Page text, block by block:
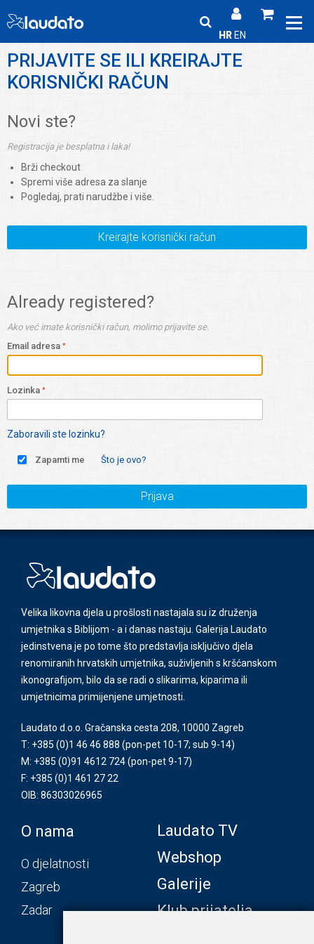
HR EN
PRIJAVITE SE ILI KREIRAJTE
KORISNIČKI RAČUN
Novi ste?
Registracija je besplatna i laka!
Brži checkout
Spremi više adresa za slanje
Pogledaj, prati narudžbe i više.
Kreirajte korisnički račun
Already registered?
Ako već imate korisnički račun, molimo prijavite se.
Email adresa
Lozinka
Zaboravili ste lozinku?
Zapamti me Što je ovo?
Prijava
Velika likovna djela u prošlosti nastajala su iz druženja
umjetnika s Biblijom - a i danas nastaju. Galerija Laudato
jedinstvena je po tome što predstavlja isključivo djela
renomiranih hrvatskih umjetnika, suživljenih s kršćanskom
ikonografijom, bilo da se radi o slikarima, kiparima ili
umjetnicima primijenjene umjetnosti.
Laudato d.o.o. Gračanska cesta 208, 10000 Zagreb
T: +385 (0)1 46 46 888 (pon-pet 10-17; sub 9-14)
M: +385 (0)91 4612 724(pon-pet 9-17)
F: +385 (0)1 461 27 22
OIB: 86303026965
O nama
O djelatnosti
Zagreb
Zadar
Laudato TV
Webshop
Galerije
Klub prijatelja